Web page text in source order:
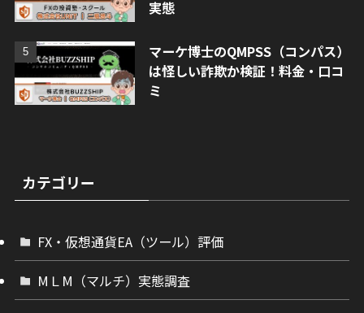
実態
マーケ博士のQMPSS（コンパス）
は怪しい詐欺か検証！料金・口コ
ミ
カテゴリー
FX・仮想通貨EA（ツール）評価
МＬМ（マルチ）実態調査